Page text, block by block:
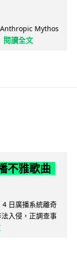
Anthropic Mythos
閱讀全文
不雅歌曲
4 日廣播系統離奇
入侵，正調查事